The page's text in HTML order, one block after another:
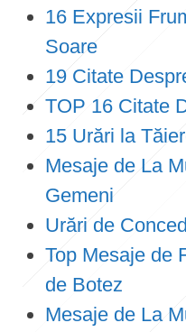
16 Expresii
Soare
19 Citate
TOP 16 Citate
15 Urări la
Mesaje de La
Gemeni
Urări de
Top Mesaje de
de Botez
Mesaje de La